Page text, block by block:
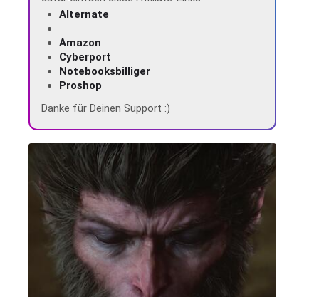
Alternate
Amazon
Cyberport
Notebooksbilliger
Proshop
Danke für Deinen Support :)